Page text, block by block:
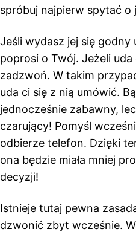
spróbuj najpierw spytać o
Jeśli wydasz jej się godny
poprosi o Twój. Jeżeli
zadzwoń. W takim
uda ci się z nią umówić.
jednocześnie zabawny,
czarujący! Pomyśl
odbierze telefon. Dzięki
ona będzie miała mniej
decyzji!
Istnieje tutaj pewna
dzwonić zbyt wcześnie.